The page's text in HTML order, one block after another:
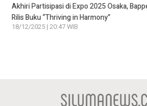
Akhiri Partisipasi di Expo 2025 Osaka,
Rilis Buku “Thriving in Harmony”
18/12/2025 | 20:47 WIB